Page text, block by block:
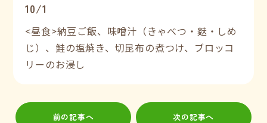
10/1
<昼食>納豆ご飯、味噌汁（きゃべつ・麩・しめ
じ）、鮭の塩焼き、切昆布の煮つけ、ブロッコ
リーのお浸し
前の記事へ 次の記事へ